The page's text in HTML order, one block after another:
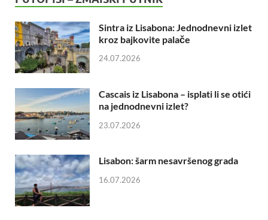
Sintra iz Lisabona: Jednodnevni izlet
kroz bajkovite palače
24.07.2026
Cascais iz Lisabona – isplati li se otići
na jednodnevni izlet?
23.07.2026
Lisabon: šarm nesavršenog grada
16.07.2026